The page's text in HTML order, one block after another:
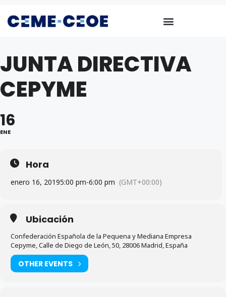
JUNTA DIRECTIVA
CEPYME
16
ENE
Hora
enero 16, 20195:00 pm-6:00 pm (GMT+00:00)
Ubicación
Confederación Española de la Pequena y Mediana Empresa
Cepyme, Calle de Diego de León, 50, 28006 Madrid, España
OTHER EVENTS